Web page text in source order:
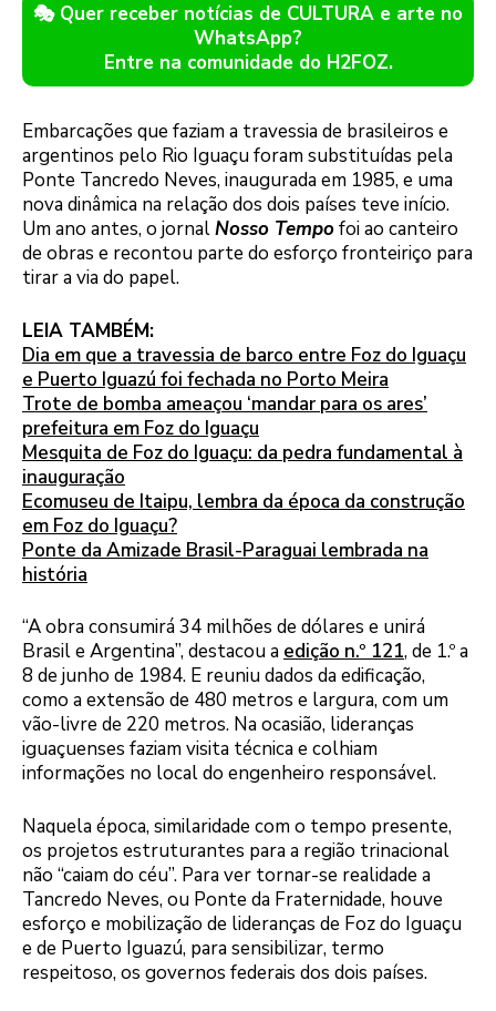
🎭 Quer receber notícias de CULTURA e arte no
WhatsApp?
Entre na comunidade do H2FOZ.
Embarcações que faziam a travessia de brasileiros e
argentinos pelo Rio Iguaçu foram substituídas pela
Ponte Tancredo Neves, inaugurada em 1985, e uma
nova dinâmica na relação dos dois países teve início.
Um ano antes, o jornalNosso Tempofoi ao canteiro
de obras e recontou parte do esforço fronteiriço para
tirar a via do papel.
LEIA TAMBÉM:
Dia em que a travessia de barco entre Foz do Iguaçu
e Puerto Iguazú foi fechada no Porto Meira
Trote de bomba ameaçou ‘mandar para os ares’
prefeitura em Foz do Iguaçu
Mesquita de Foz do Iguaçu: da pedra fundamental à
inauguração
Ecomuseu de Itaipu, lembra da época da construção
em Foz do Iguaçu?
Ponte da Amizade Brasil-Paraguai lembrada na
história
“A obra consumirá 34 milhões de dólares e unirá
Brasil e Argentina”, destacou a edição n.º 121, de 1.º a
8 de junho de 1984. E reuniu dados da edificação,
como a extensão de 480 metros e largura, com um
vão-livre de 220 metros. Na ocasião, lideranças
iguaçuenses faziam visita técnica e colhiam
informações no local do engenheiro responsável.
Naquela época, similaridade com o tempo presente,
os projetos estruturantes para a região trinacional
não “caiam do céu”. Para ver tornar-se realidade a
Tancredo Neves, ou Ponte da Fraternidade, houve
esforço e mobilização de lideranças de Foz do Iguaçu
e de Puerto Iguazú, para sensibilizar, termo
respeitoso, os governos federais dos dois países.